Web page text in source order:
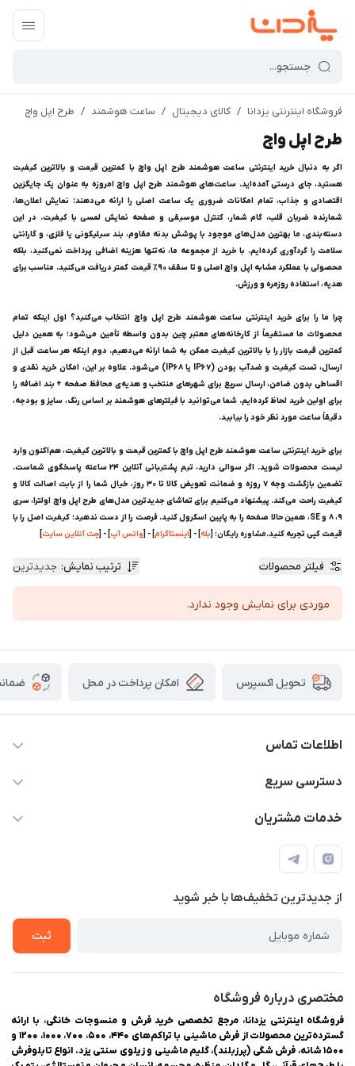
فروشگاه اینترنتی یزدانا / کالای دیجیتال / ساعت هوشمند / طرح اپل واچ
طرح اپل واچ
اگر به دنبال خرید اینترنتی ساعت هوشمند طرح اپل واچ با کمترین قیمت و بالاترین کیفیت
هستید، جای درستی آمده‌اید. ساعت‌های هوشمند طرح اپل واچ امروزه به عنوان یک جایگزین
اقتصادی و جذاب، تمام امکانات ضروری یک ساعت اصلی را ارائه می‌دهند: نمایش اعلان‌ها،
شمارنده ضربان قلب، گام شمار، کنترل موسیقی و صفحه نمایش لمسی با کیفیت. در این
دسته‌بندی، ما بهترین مدل‌های موجود با پوشش بدنه مقاوم، بند سیلیکونی یا فلزی، و گارانتی
سلامت را گردآوری کرده‌ایم. با خرید از مجموعه ما، نه‌تنها هزینه اضافی پرداخت نمی‌کنید، بلکه
محصولی با عملکرد مشابه اپل واچ اصلی و تا سقف ۹۰٪ قیمت کمتر دریافت می‌کنید. مناسب برای
هدیه، استفاده روزمره و ورزش.
چرا ما را برای خرید اینترنتی ساعت هوشمند طرح اپل واچ انتخاب می‌کنید؟ اول اینکه تمام
محصولات ما مستقیماً از کارخانه‌های معتبر چین بدون واسطه تأمین می‌شود؛ به همین دلیل
کمترین قیمت بازار را با بالاترین کیفیت ممکن به شما ارائه می‌دهیم. دوم اینکه هر ساعت قبل از
ارسال، تست کیفیت و ضدآب بودن (IP67 یا IP68) می‌شود. علاوه بر این، امکان خرید نقدی و
اقساطی بدون ضامن، ارسال سریع برای شهرهای منتخب و هدیه‌ی محافظ صفحه + بند اضافه را
برای اولین خرید لحاظ کرده‌ایم. شما می‌توانید با فیلترهای هوشمند بر اساس رنگ، سایز و بودجه،
دقیقاً ساعت مورد نظر خود را بیابید.
برای خرید اینترنتی ساعت هوشمند طرح اپل واچ با کمترین قیمت و بالاترین کیفیت، هم‌اکنون وارد
لیست محصولات شوید. اگر سوالی دارید، تیم پشتیبانی آنلاین ۲۴ ساعته پاسخگوی شماست.
تضمین بازگشت وجه ۷ روزه و ضمانت تعویض کالا تا ۳۰ روز، خیال شما را از بابت اصالت کالا و
کیفیت راحت می‌کند. پیشنهاد می‌کنیم برای تماشای جدیدترین مدل‌های طرح اپل واچ اولترا، سری
۹، ۸ و SE، همین حالا صفحه را به پایین اسکرول کنید. فرصت را از دست ندهید؛ کیفیت اصل را با
قیمت کپی تجربه کنید.مشاوره رایگان: [بله] - [اینستاگرام] - [واتس آپ] - [چت آنلاین سایت]
فیلتر محصولات ترتیب نمایش: جدیدترین
موردی برای نمایش وجود ندارد.
تحویل اکسپرس امکان پرداخت در محل
اطلاعات تماس
03538252575
اینترنتی یزدانا
دسترسی سریع
حساب کاربری
لیست محصولات
درباره ما
خدمات مشتریان
راهنمای ثبت سفارش
حریم خصوصی
سوالات متداول
از جدید‌ترین تخفیف‌ها با‌ خبر شوید
ثبت
مختصری درباره فروشگاه
فروشگاه اینترنتی یزدانا، مرجع تخصصی خرید فرش و منسوجات خانگی، با ارائه
گسترده‌ترین محصولات از فرش ماشینی با تراکم‌های ۴۴۰، ۵۰۰، ۷۰۰، ۱۰۰۰، ۱۲۰۰ و
۱۵۰۰ شانه، فرش شگی (پرزبلند)، گلیم ماشینی و زیلوی سنتی یزد. انواع تابلوفرش